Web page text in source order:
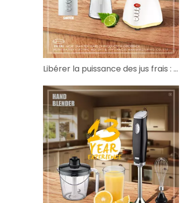
Libérer la puissance des jus frais : votre guide pour choisir le presse-agrumes parfait